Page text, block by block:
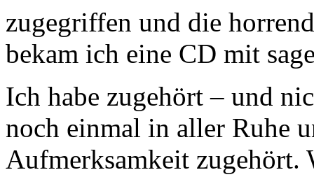
zugegriffen und die
bekam ich eine CD mit
Ich habe zugehört – und
noch einmal in aller Ruhe
Aufmerksamkeit zugehört.